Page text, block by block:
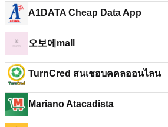
A1DATA Cheap Data App
오보에mall
TurnCred สนเชอบคคลออนไลน
Mariano Atacadista